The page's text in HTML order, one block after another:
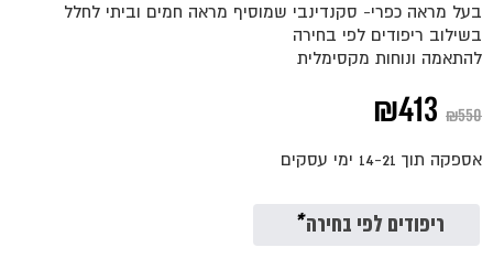
בעל מראה כפרי- סקנדינבי שמוסיף מראה חמים וביתי לחלל
בשילוב ריפודים לפי בחירה
להתאמה ונוחות מקסימלית
₪550
המחיר
המקורי
₪550.
₪413
הנוכחי
₪413.
אספקה תוך 14-21 ימי עסקים
ריפודים לפי בחירה*